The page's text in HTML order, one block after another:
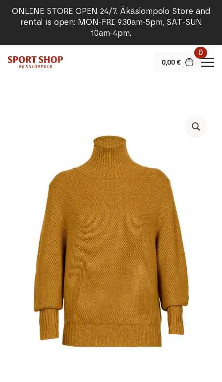
ONLINE STORE OPEN 24/7. Äkäslompolo Store and
rental is open: MON-FRI 9.30am-5pm, SAT-SUN
10am-4pm.
0,00 €
0